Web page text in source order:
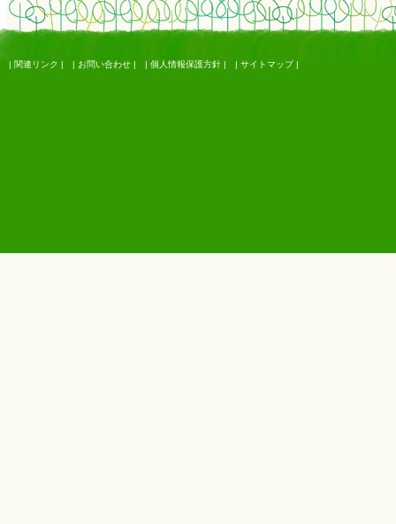
| 関連リンク | | お問い合わせ | | 個人情報保護方針 | | サイトマップ|